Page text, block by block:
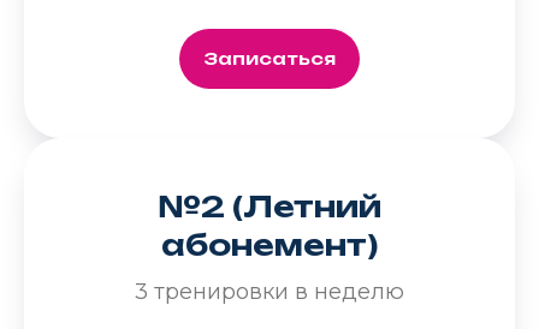
Записаться
№2 (Летний
абонемент)
3 тренировки в неделю